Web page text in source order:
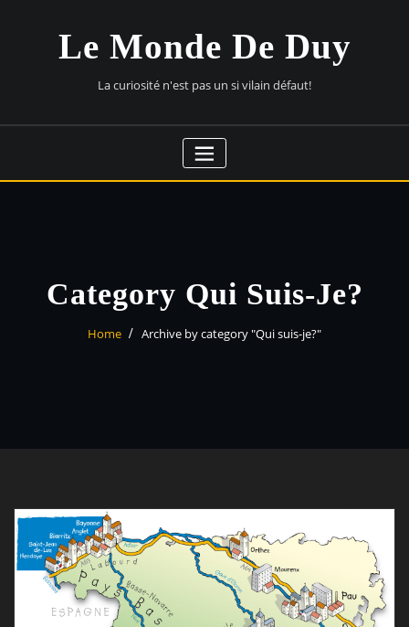
Le Monde De Duy
La curiosité n'est pas un si vilain défaut!
Category Qui Suis-Je?
Home Archive by category "Qui suis-je?"